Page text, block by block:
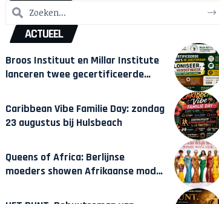
ACTUEEL
Broos Instituut en Millar Institute
lanceren twee gecertificeerde
Amsterdam
Caribbean Vibe Familie Day: zondag
23 augustus bij Hulsbeach
Queens of Africa: Berlijnse
moeders showen Afrikaanse mode